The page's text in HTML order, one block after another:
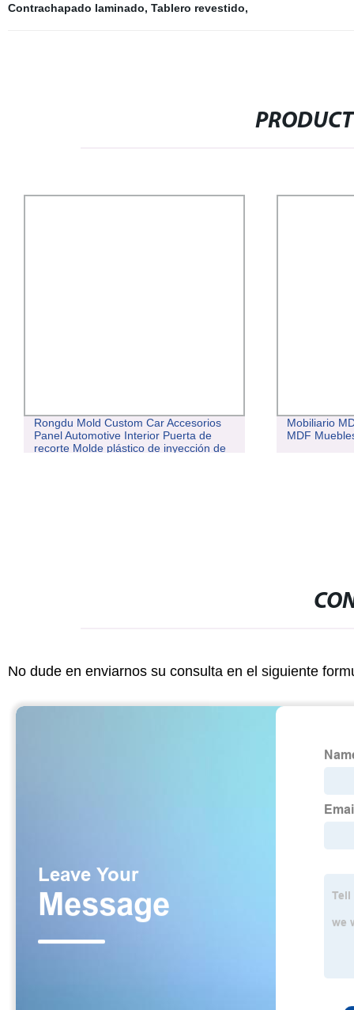
Contrachapado laminado, Tablero revestido,
Rongdu Mold Custom Car Accesorios
Panel Automotive Interior Puerta de
recorte Molde plástico de inyección de
Mobiliario
MDF
No dude en enviarnos su consulta en el siguiente